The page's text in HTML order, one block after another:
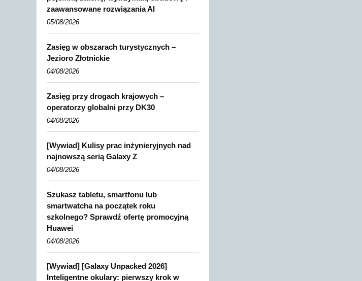
zaawansowane rozwiązania AI
05/08/2026
Zasięg w obszarach turystycznych –
Jezioro Złotnickie
04/08/2026
Zasięg przy drogach krajowych –
operatorzy globalni przy DK30
04/08/2026
[Wywiad] Kulisy prac inżynieryjnych nad
najnowszą serią Galaxy Z
04/08/2026
Szukasz tabletu, smartfonu lub
smartwatcha na początek roku
szkolnego? Sprawdź ofertę promocyjną
Huawei
04/08/2026
[Wywiad] [Galaxy Unpacked 2026]
Inteligentne okulary: pierwszy krok w